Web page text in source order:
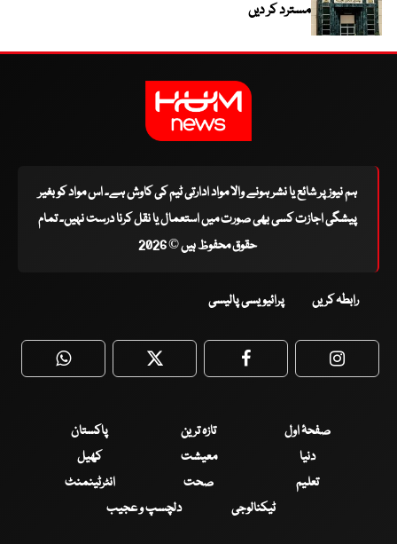
مسترد کر دیں
ہم نیوز پر شائع یا نشر ہونے والا مواد ادارتی ٹیم کی کاوش ہے۔ اس مواد کو بغیر
پیشگی اجازت کسی بھی صورت میں استعمال یا نقل کرنا درست نہیں۔ تمام
حقوق محفوظ ہیں © 2026
رابطہ کریں پرائیویسی پالیسی
WhatsApp Twitter Facebook
صفحۂ اول تازہ ترین
پاکستان
دنیا
معیشت
کھیل
تعلیم
صحت
انٹرٹینمنٹ
ٹیکنالوجی
دلچسپ و عجیب